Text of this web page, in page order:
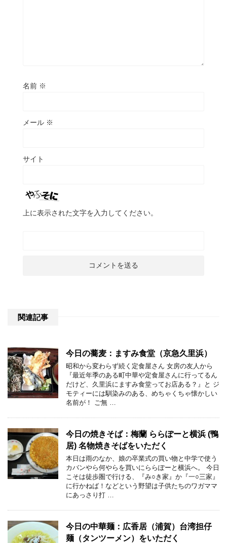
名前 ※
メール ※
サイト
上に表示された文字を入力してください。
関連記事
今日の蕎麦：ますみ食堂（京急久里浜）
昭和から変わらず続く定食屋さん 女房の友人から
『最近年季のある町中華や定食屋さんに行ってるん
だけど、久里浜にますみ食堂ってお店ある？』と ジ
モティーには馴染みのある、めちゃくちゃ懐かしい
名前が！ ご無 …
今日の焼きそば：梅蘭 ららぽーと横浜 (鴨
居) 名物焼きそばをいただく
本日は雨のなか、娘の卒業式の買い物と中学で使う
カバンやら何やらを買いにららぽーと横浜へ。 今日
こそは徒歩圏で行ける、『み○き家』か『一○三家』
に行かねば！などという野望は子供たちのワガママ
にあっさり打 …
今日の中華麺：広香居（浦賀）台湾担仔
麺（タンツーメン）をいただく